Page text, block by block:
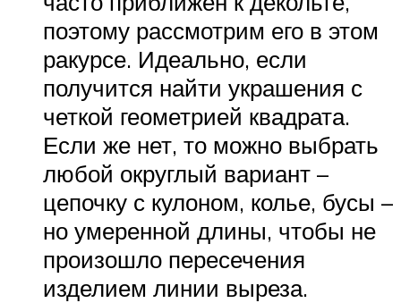
поэтому рассмотрим его в этом
ракурсе. Идеально, если
получится найти украшения с
четкой геометрией квадрата.
Если же нет, то можно выбрать
любой округлый вариант –
цепочку с кулоном, колье, бусы –
но умеренной длины, чтобы не
произошло пересечения
изделием линии выреза.